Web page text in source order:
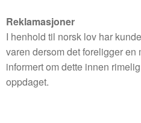
Reklamasjoner
I henhold til norsk lov har
varen dersom det foreligger en
informert om dette innen
oppdaget.